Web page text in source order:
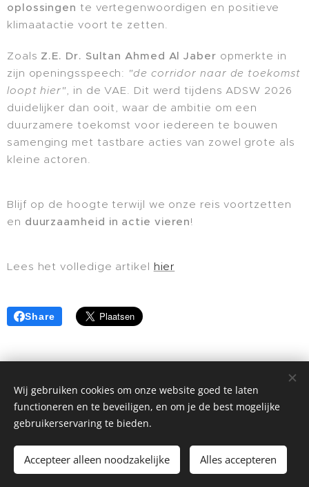
oplossingen te vertegenwoordigen en positieve
klimaatactie voort te zetten.
Zoals Z.E. Dr. Sultan Ahmed Al Jaber opmerkte in
zijn openingsspeech: "de corridor naar de toekomst
loopt hier", in de VAE. Dit werd tijdens ADSW 2026
duidelijker dan ooit, waar de ambitie om een
duurzamere toekomst voor iedereen te bouwen
samenging met tastbare acties van zowel grote als
kleine actoren.
Blijf op de hoogte terwijl we onze reis voortzetten
en duurzaamheid in actie vieren!
Lees het volledige artikel hier
Share
© 2024 | Clic Recycle Alle rechten voorbehouden.
Voorwaarden
Privacybeleid
Talen
Wij gebruiken cookies om onze website goed te laten
functioneren en te beveiligen, en om je de best mogelijke
gebruikerservaring te bieden.
Accepteer alleen noodzakelijke Alles accepteren